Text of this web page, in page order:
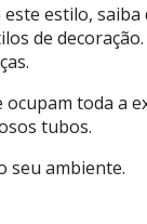
estilo, saiba
de
toda a
tubos.
seu ambiente.